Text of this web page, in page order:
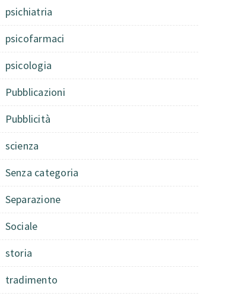
psichiatria
psicofarmaci
psicologia
Pubblicazioni
Pubblicità
scienza
Senza categoria
Separazione
Sociale
storia
tradimento